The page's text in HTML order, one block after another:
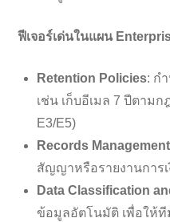
ฟีเจอร์เด่นในแผน
Retention Policies: ก
เช่น เก็บอีเมล 7 ปีตาม
E3/E5)
Records Management
สัญญาหรือรายงานการ
Data Classification
ข้อมูลอัตโนมัติ เพื่อให้